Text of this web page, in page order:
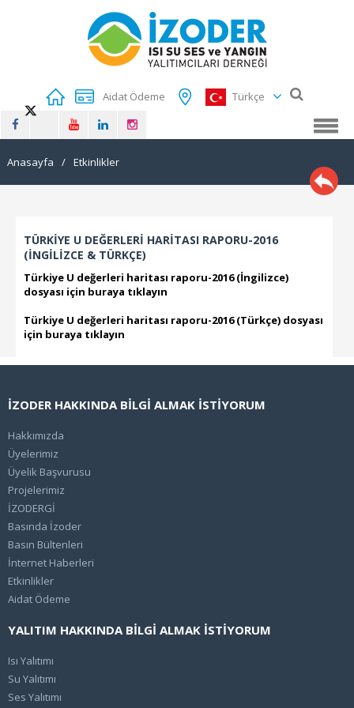
Aidat Ödeme Türkçe
Anasayfa / Etkinlikler
TÜRKİYE U DEĞERLERİ HARİTASI RAPORU-2016
(İNGİLİZCE & TÜRKÇE)
Türkiye U değerleri haritası raporu-2016 (İngilizce)
dosyası için buraya tıklayın
Türkiye U değerleri haritası raporu-2016 (Türkçe) dosyası
için buraya tıklayın
İZODER HAKKINDA BİLGİ ALMAK İSTİYORUM
Hakkımızda
Üyelerimiz
Üyelik Başvurusu
Projelerimiz
İZODERGİ
Basında İzoder
Basın Bültenleri
İnternet Haberleri
Etkinlikler
Aidat Ödeme
YALITIM HAKKINDA BİLGİ ALMAK İSTİYORUM
Isı Yalıtımı
Su Yalıtımı
Ses Yalıtımı